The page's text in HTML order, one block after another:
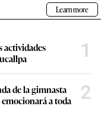
actividades
1
de la gimnasta
a toda
2